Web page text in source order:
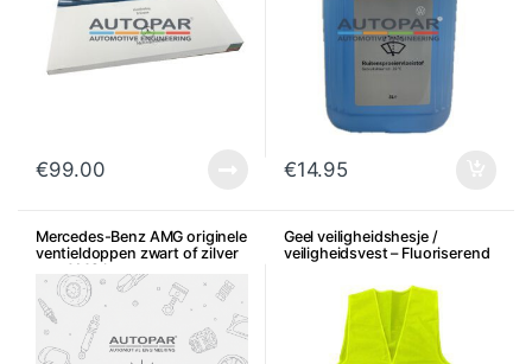
€99.00 €14.95
Mercedes-Benz AMG originele
ventieldoppen zwart of zilver
met AMG logo
Geel veiligheidshesje /
veiligheidsvest – Fluoriserend